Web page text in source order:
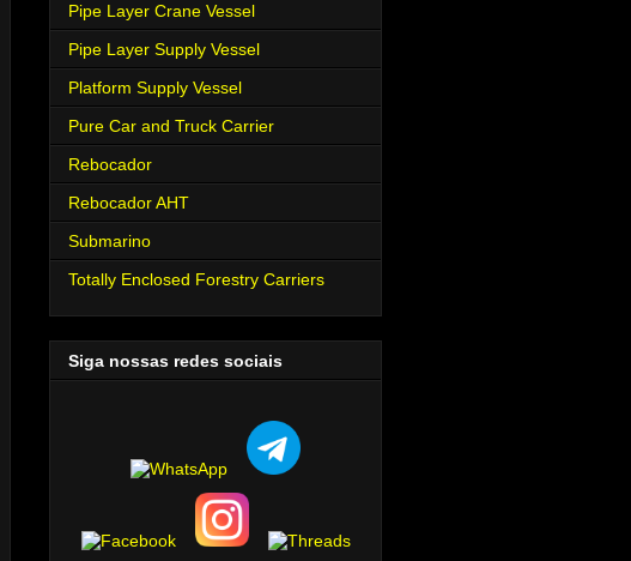
Pipe Layer Crane Vessel
Pipe Layer Supply Vessel
Platform Supply Vessel
Pure Car and Truck Carrier
Rebocador
Rebocador AHT
Submarino
Totally Enclosed Forestry Carriers
Siga nossas redes sociais